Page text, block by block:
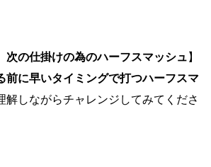
次の仕掛けの為のハーフスマッシュ 】
前に早いタイミングで打つハーフスマ
解しながらチャレンジしてみてくださ